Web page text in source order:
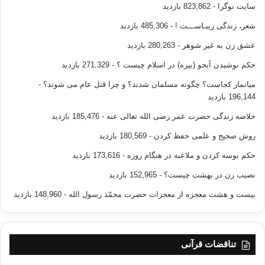
بدن(کالبد)آمده
ایم.
اما نفسی که بنیادش بر فساد و پلیدی باشد،در همان لحظات اولیه برخورد
با نفس
دو در اصل
با هم نا آشنا،در مسلک با هم مخالف و از هم و از لحاظ روحی با هم در
بیگانگی و
پیامبر(ص)روایت کرده اند که
فرمود:
خیارهم فی الجاهلیّة خیارهم فی الاسلام إذا فقهوا و الأرواح جنود مجندة
منها ائتلف و ما تناکر منها اختلف»
انسان ها معدن هایی همانند معدن طلا و نقره هستند؛برگزیده ترین آنان
سایت نوگرا - 823,862 بازدید
شعر، زندگی زیبـاســـت ! - 485,306 بازدید
عشق زن به غیر شوهر - 280,263 بازدید
حکم نوشیدن آبجو (بیره) در اسلام چیست ؟ - 271,329 بازدید
میانمار کجاست؟ چگونه مسلمان شدند؟ و چرا قتل عام می شوند؟ -
196,144 بازدید
خلاصه زندگی حضرت عمر رضی الله تعالی عنه - 185,476 بازدید
روش صحیح و علمی حفظ کردن - 180,569 بازدید
حکم بوسه کردن و ملاعبه در هنگام روزه - 173,616 بازدید
نصیب زن در بهشت چیست؟ - 152,965 بازدید
بیست و هشت معجزه از معجزات حضرت محمّد رسول الله - 148,960 بازدید
تناقضات قرآنی